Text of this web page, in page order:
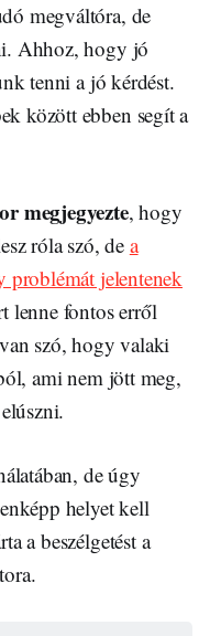
megváltóra, de
Ahhoz, hogy jó
tenni a jó kérdést.
között ebben segít a
megjegyezte, hogy
róla szó, dea
problémát jelentenek
lenne fontos erről
szó, hogy valaki
ami nem jött meg,
de úgy
helyet kell
a beszélgetést a